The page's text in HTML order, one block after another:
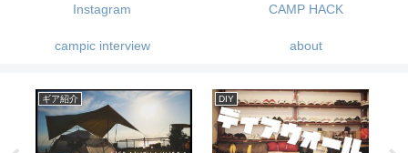
Instagram CAMP HACK
campic interview about
ギア紹介 アパレル・小物